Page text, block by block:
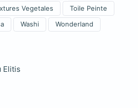
Vegetales Toile Peinte
Washi Wonderland
Elitis